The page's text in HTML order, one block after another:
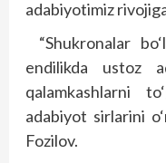
adabiyotimiz
“Shukronalar
endilikda ustoz
qalamkashlarni
adabiyot sirlarini
Fozilov.